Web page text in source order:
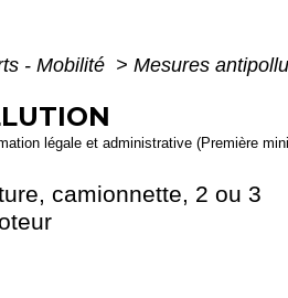
- Mobilité > Mesures
légale et administrative (Première
camionnette, 2 ou 3